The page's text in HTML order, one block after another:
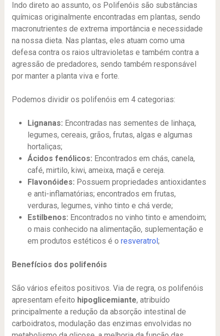
Indo direto ao assunto, os Polifenóis são substâncias
químicas originalmente encontradas em plantas, sendo
macronutrientes de extrema importância e necessidade
na nossa dieta. Nas plantas, eles atuam como uma
defesa contra os raios ultravioletas e também contra a
agressão de predadores, sendo também responsável
por manter a planta viva e forte.
Podemos dividir os polifenóis em 4 categorias:
Lignanas: Encontradas nas sementes de linhaça,
legumes, cereais, grãos, frutas, algas e algumas
hortaliças;
Ácidos fenólicos: Encontrados em chás, canela,
café, mirtilo, kiwi, ameixa, maçã e cereja.
Flavonóides: Possuem propriedades antioxidantes
e anti-inflamatórias; encontrados em frutas,
verduras, legumes, vinho tinto e chá verde;
Estilbenos: Encontrados no vinho tinto e amendoim;
o mais conhecido na alimentação, suplementação e
em produtos estéticos é o resveratrol ;
Benefícios dos polifenóis
São vários efeitos positivos. Via de regra, os polifenóis
apresentam efeito hipoglicemiante, atribuído
principalmente a redução da absorção intestinal de
carboidratos, modulação das enzimas envolvidas no